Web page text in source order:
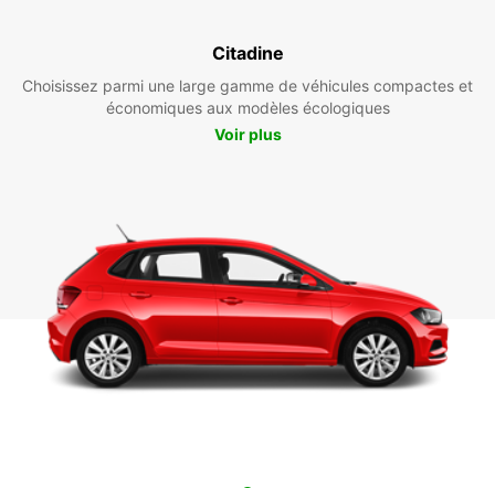
Citadine
Choisissez parmi une large gamme de véhicules compactes et
économiques aux modèles écologiques
Voir plus